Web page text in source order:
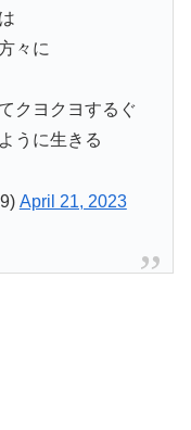
々に
クヨクヨするぐ
うに生きる
April 21, 2023